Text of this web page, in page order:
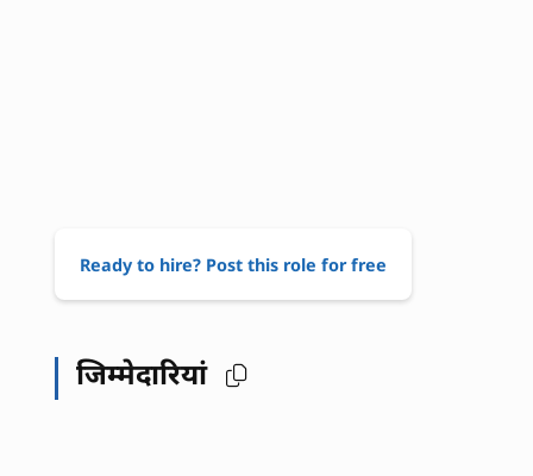
Ready to hire? Post this role for free
जिम्मेदारियां